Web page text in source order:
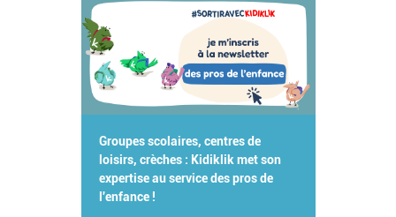
Groupes scolaires, centres de
loisirs, crèches : Kidiklik met son
expertise au service des pros de
l'enfance !